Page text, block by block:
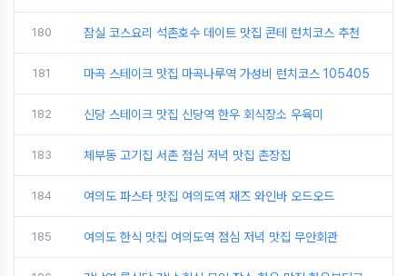
180 잠실 코스요리 석촌호수 데이트 맛집 콘테 런치코스 추천
181 마곡 스테이크 맛집 마곡나루역 가성비 런치코스 105405
182 신당 스테이크 맛집 신당역 한우 회식장소 우육미
183 체부동 고기집 서촌 점심 저녁 맛집 촌장집
184 여의도 파스타 맛집 여의도역 재즈 와인바 오드오드
185 여의도 한식 맛집 여의도역 점심 저녁 맛집 무안회관